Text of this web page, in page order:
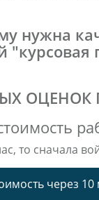
нужна
ОЦЕНОК
то сначала
через 10